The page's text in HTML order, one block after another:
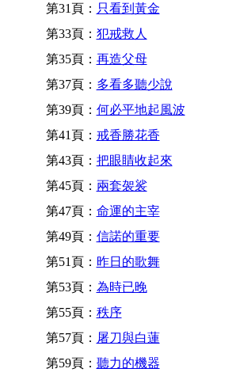
第31頁： 只看到黃金
第33頁： 犯戒救人
第35頁： 再造父母
第37頁： 多看多聽少說
第39頁： 何必平地起風波
第41頁： 戒香勝花香
第43頁： 把眼睛收起來
第45頁： 兩套袈裟
第47頁： 命運的主宰
第49頁： 信諾的重要
第51頁： 昨日的歌舞
第53頁： 為時已晚
第55頁： 秩序
第57頁： 屠刀與白蓮
第59頁： 聽力的機器